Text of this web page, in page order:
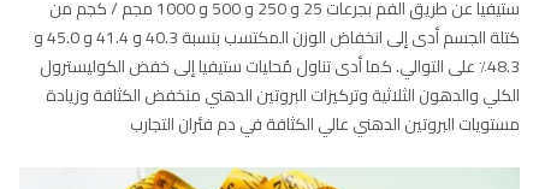
ستيفيا عن طريق الفم بجرعات 25 و 250 و 500 و 1000 مجم / كجم من
كتلة الجسم أدى إلى انخفاض الوزن المكتسب بنسبة 40.3 و 41.4 و 45.0 و
48.3٪ على التوالي. كما أدى تناول مُحليات ستيفيا إلى خفض الكوليسترول
الكلي والدهون الثلاثية وتركيزات البروتين الدهني منخفض الكثافة وزيادة
مستويات البروتين الدهني عالي الكثافة في دم فئران التجارب